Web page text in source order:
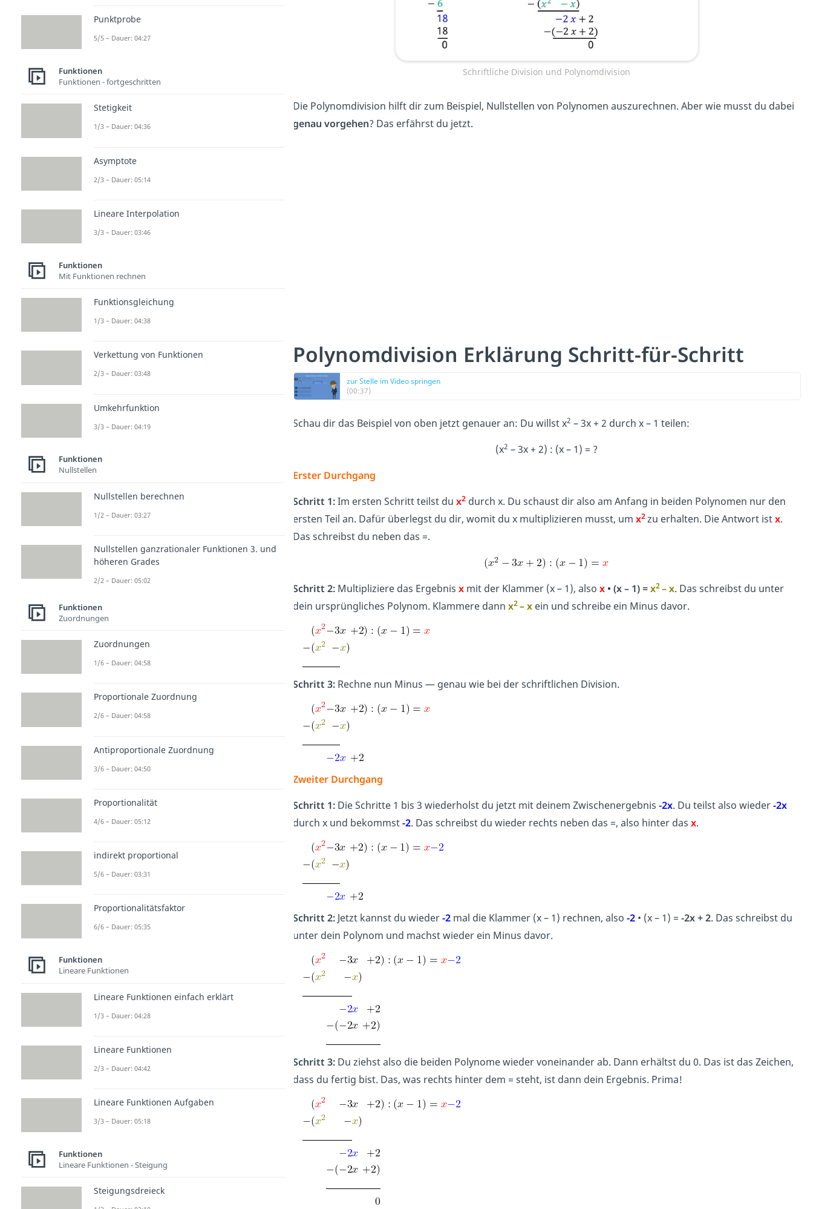
Schriftliche Division und Polynomdivision
Die Polynomdivision hilft dir zum Beispiel, Nullstellen von Polynomen auszurechnen. Aber wie musst du dabei
genau vorgehen? Das erfährst du jetzt.
Polynomdivision Erklärung Schritt-für-Schritt
zur Stelle im Video springen
(00:37)
Schau dir das Beispiel von oben jetzt genauer an: Du willst x2 – 3x + 2 durch x – 1 teilen:
(x2 – 3x + 2) : (x – 1) = ?
Erster Durchgang
Schritt 1:Im ersten Schritt teilst du x2durch x. Du schaust dir also am Anfang in beiden Polynomen nur den
ersten Teil an. Dafür überlegst du dir, womit du x multiplizieren musst, um x2zu erhalten. Die Antwort istx.
Das schreibst du neben das =.
Schritt 2:Multipliziere das Ergebnis x mit der Klammer (x – 1), also x• (x – 1) =x2– x. Das schreibst du unter
dein ursprüngliches Polynom. Klammere dann x2– x ein und schreibe ein Minus davor.
Schritt 3:Rechne nun Minus — genau wie bei der schriftlichen Division.
Zweiter Durchgang
Schritt 1:Die Schritte 1 bis 3 wiederholst du jetzt mit deinem Zwischenergebnis -2x. Du teilst also wieder-2x
durch x und bekommst-2. Das schreibst du wieder rechts neben das =, also hinter das x.
Schritt 2: Jetzt kannst du wieder-2mal die Klammer (x – 1) rechnen, also -2• (x – 1) = -2x + 2. Das schreibst du
unter dein Polynom und machst wieder ein Minus davor.
Schritt 3:Du ziehst also die beiden Polynome wieder voneinander ab. Dann erhältst du 0. Das ist das Zeichen,
dass du fertig bist. Das, was rechts hinter dem = steht, ist dann dein Ergebnis. Prima!
Punktprobe
5/5 – Dauer: 04:27
Funktionen
Funktionen - fortgeschritten
Stetigkeit
1/3 – Dauer: 04:36
Asymptote
2/3 – Dauer: 05:14
Lineare Interpolation
3/3 – Dauer: 03:46
Funktionen
Mit Funktionen rechnen
Funktionsgleichung
1/3 – Dauer: 04:38
Verkettung von Funktionen
2/3 – Dauer: 03:48
Umkehrfunktion
3/3 – Dauer: 04:19
Funktionen
Nullstellen
Nullstellen berechnen
1/2 – Dauer: 03:27
Nullstellen ganzrationaler Funktionen 3. und
höheren Grades
2/2 – Dauer: 05:02
Funktionen
Zuordnungen
Zuordnungen
1/6 – Dauer: 04:58
Proportionale Zuordnung
2/6 – Dauer: 04:58
Antiproportionale Zuordnung
3/6 – Dauer: 04:50
Proportionalität
4/6 – Dauer: 05:12
indirekt proportional
5/6 – Dauer: 03:31
Proportionalitätsfaktor
6/6 – Dauer: 05:35
Funktionen
Lineare Funktionen
Lineare Funktionen einfach erklärt
1/3 – Dauer: 04:28
Lineare Funktionen
2/3 – Dauer: 04:42
Lineare Funktionen Aufgaben
3/3 – Dauer: 05:18
Funktionen
Lineare Funktionen - Steigung
Steigungsdreieck